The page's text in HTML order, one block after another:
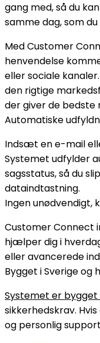
gang med, så du
samme dag, som
Med Customer
henvendelse
eller sociale
den rigtige
der giver de bedste
Automatiske
Indsæt en e-mail
Systemet udfylder
sagsstatus, så du
dataindtastning.
Ingen unødvendigt,
Customer Connect
hjælper dig i
eller avancerede
Bygget i Sverige og
Systemet er bygget
sikkerhedskrav.
og personlig